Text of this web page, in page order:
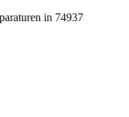
in 74937